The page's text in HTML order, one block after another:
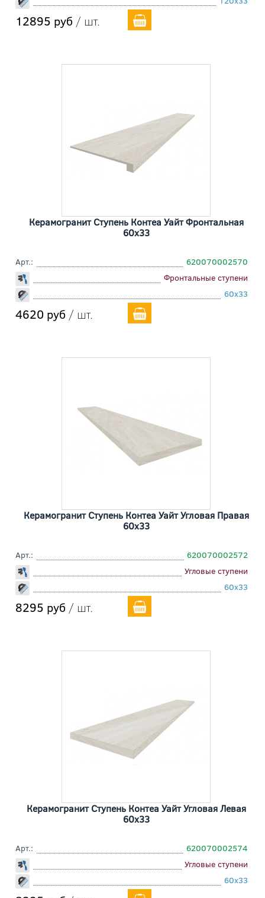
12895 руб / шт.
Керамогранит Ступень Контеа Уайт Фронтальная
60x33
Арт.:
620070002570
Фронтальные ступени
60x33
4620 руб / шт.
Керамогранит Ступень Контеа Уайт Угловая Правая
60x33
Арт.:
620070002572
Угловые ступени
60x33
8295 руб / шт.
Керамогранит Ступень Контеа Уайт Угловая Левая
60x33
Арт.:
620070002574
Угловые ступени
60x33